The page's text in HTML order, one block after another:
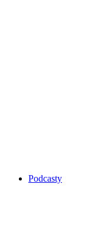
Podcasty